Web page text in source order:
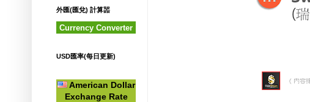
外匯(匯兌) 計算噐
Currency Converter
USD匯率(每日更新)
American Dollar
Exchange Rate